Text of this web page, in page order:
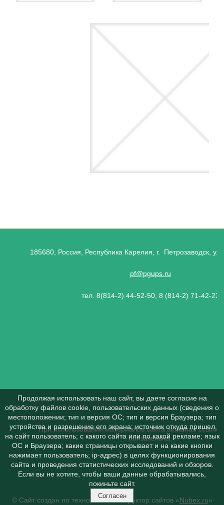
185680, Россия, Республика Карелия, г. Петрозаводск,
pf@pgups.ru
тел. 8(814-2) 44-52-50, 8 (814-2) 71-42-23
При использовании материалов сайта активная ссылка
обязательна.
© Сайт создан по технологии конструктор сайтов «Nubex.ru»
Продолжая использовать наш сайт, вы даете согласие на
обработку файлов cookie, пользовательских данных (сведения о
местоположении; тип и версия ОС; тип и версия Браузера; тип
устройства и разрешение его экрана; источник откуда пришел
на сайт пользователь; с какого сайта или по какой рекламе; язык
ОС и Браузера; какие страницы открывает и на какие кнопки
нажимает пользователь; ip-адрес) в целях функционирования
сайта и проведения статистических исследований и обзоров.
Если вы не хотите, чтобы ваши данные обрабатывались,
покиньте сайт.
Согласен